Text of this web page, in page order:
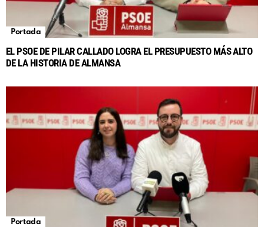
Portada
EL PSOE DE PILAR CALLADO LOGRA EL PRESUPUESTO MÁS ALTO
DE LA HISTORIA DE ALMANSA
Portada